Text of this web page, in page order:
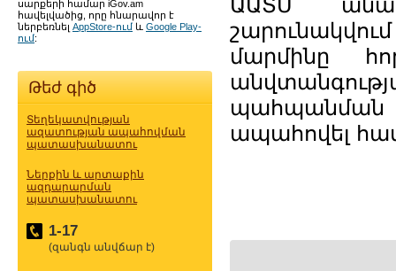
սարքերի համար iGov.am
հավելվածից, որը հնարավոր է
ներբեռնել AppStore-ում և Google Play-
ում:
Թեժ գիծ
Տեղեկատվության
ազատության ապահովման
պատասխանատու
Ներքին և արտաքին
ազդարարման
պատասխանատու
1-17
(զանգն անվճար է)
ԱԱՏՄ
մարմինը
պահպանման
ապահովել